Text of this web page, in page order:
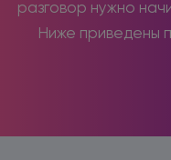
разговор нужно
Ниже приведены